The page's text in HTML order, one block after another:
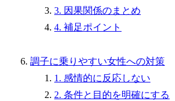
3. 因果関係のまとめ
4. 補足ポイント
調子に乗りやすい女性への対策
1. 感情的に反応しない
2. 条件と目的を明確にする